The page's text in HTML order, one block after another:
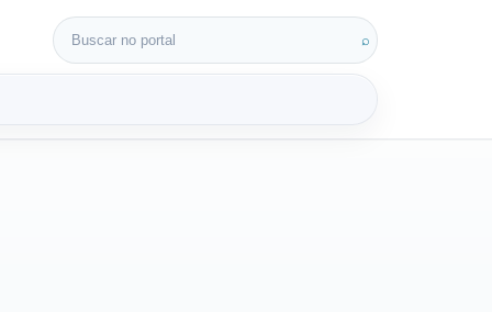
Buscar por: ⌕